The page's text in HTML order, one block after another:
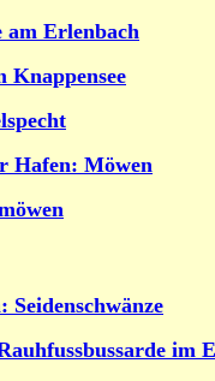
Erlenbach
Hafen: Möwen
im